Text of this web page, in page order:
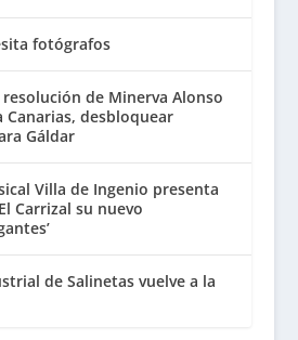
fotógrafos
de Minerva Alonso
Canarias, desbloquear
Gáldar
Villa de Ingenio presenta
Carrizal su nuevo
de Salinetas vuelve a la